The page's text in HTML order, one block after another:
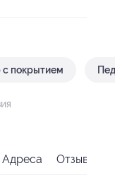
покрытием
Адреса Отзывы